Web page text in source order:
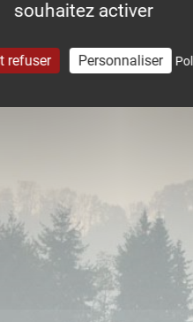
dans le
souhaitez activer
refuser Personnaliser